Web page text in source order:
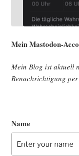
Mein Mast­o­don-
Mein Blog ist aktu­ell
Benach­rich­ti­gung
Name